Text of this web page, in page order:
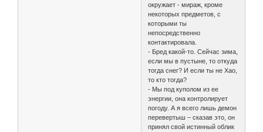
окружает - мираж, кроме
некоторых предметов, с
которыми ты
непосредственно
контактировала.
- Бред какой-то. Сейчас зима,
если мы в пустыне, то откуда
тогда снег? И если ты не Хао,
то кто тогда?
- Мы под куполом из ее
энергии, она контролирует
погоду. А я всего лишь демон
перевертыш – сказав это, он
принял свой истинный облик